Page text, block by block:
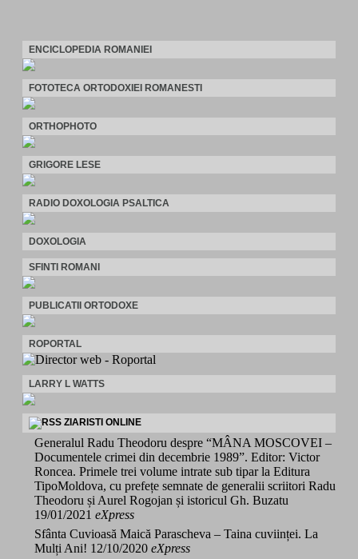
ENCICLOPEDIA ROMANIEI
FOTOTECA ORTODOXIEI ROMANESTI
ORTHOPHOTO
GRIGORE LESE
RADIO DOXOLOGIA PSALTICA
DOXOLOGIA
SFINTI ROMANI
PUBLICATII ORTODOXE
ROPORTAL
LARRY L WATTS
ZIARISTI ONLINE
Generalul Radu Theodoru despre “MÂNA MOSCOVEI –
Documentele crimei din decembrie 1989”. Editor: Victor
Roncea. Primele trei volume intrate sub tipar la Editura
TipoMoldova, cu prefețe semnate de generalii scriitori Radu
Theodoru și Aurel Rogojan și istoricul Gh. Buzatu
19/01/2021 eXpress
Sfânta Cuvioasă Maică Parascheva – Taina cuviinței. La
Mulți Ani! 12/10/2020 eXpress